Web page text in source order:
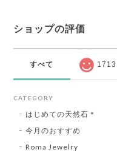
ショップの評価
すべて 1713
CATEGORY
はじめての天然石＊
今月のおすすめ
Roma Jewelry